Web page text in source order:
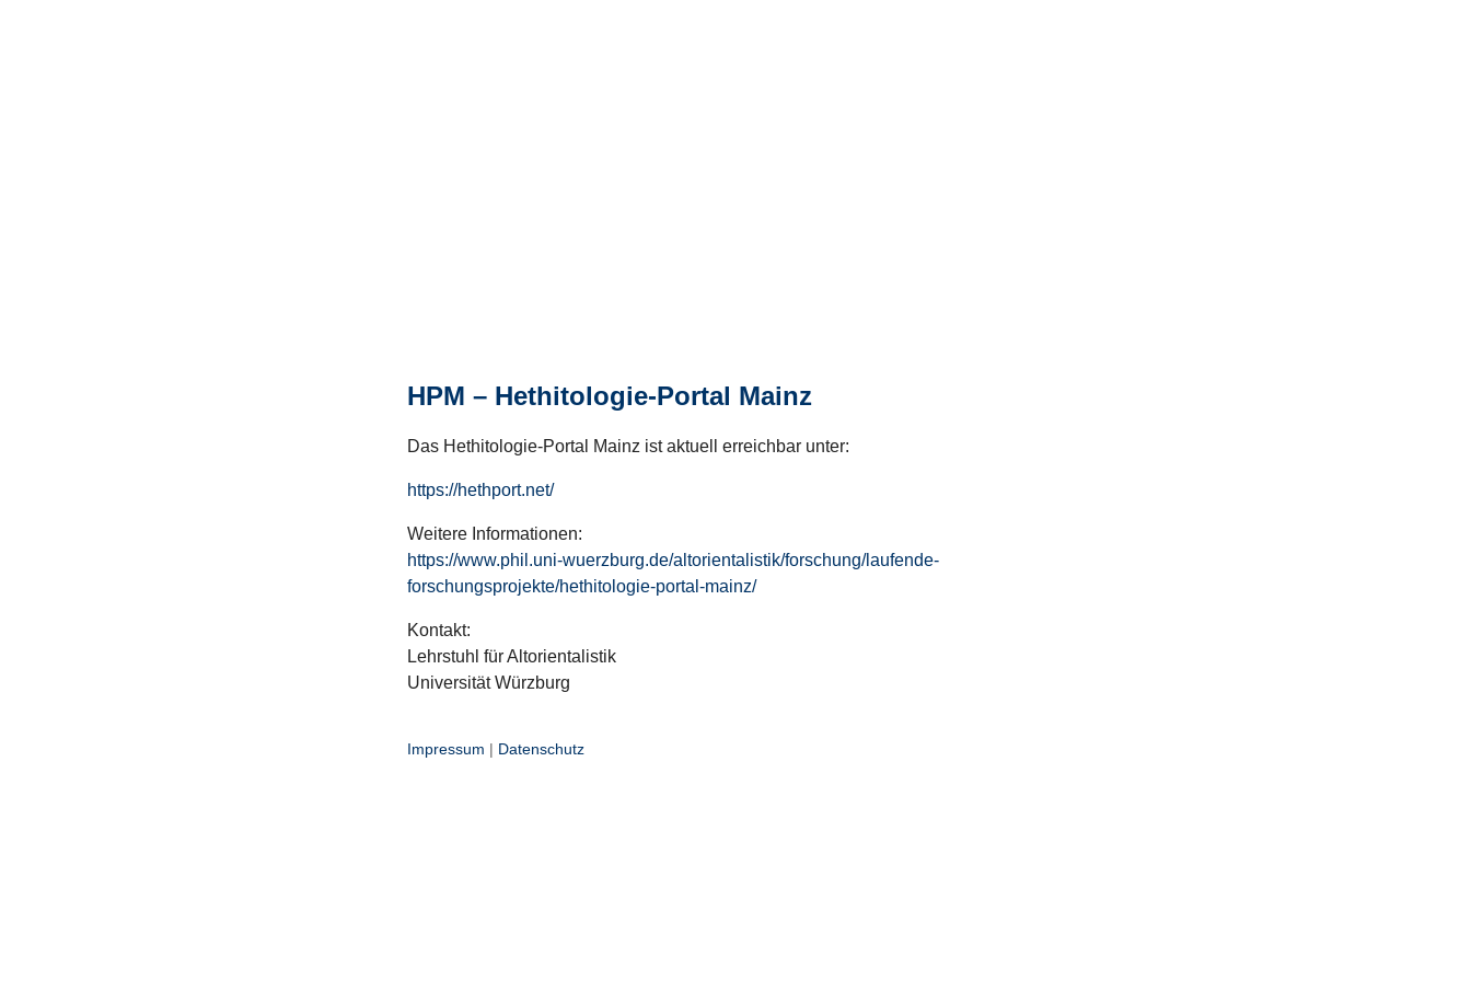
HPM – Hethitologie-Portal Mainz
Das Hethitologie-Portal Mainz ist aktuell erreichbar unter:
https://hethport.net/
Weitere Informationen:
https://www.phil.uni-wuerzburg.de/altorientalistik/forschung/laufende-
forschungsprojekte/hethitologie-portal-mainz/
Kontakt:
Lehrstuhl für Altorientalistik
Universität Würzburg
Impressum | Datenschutz